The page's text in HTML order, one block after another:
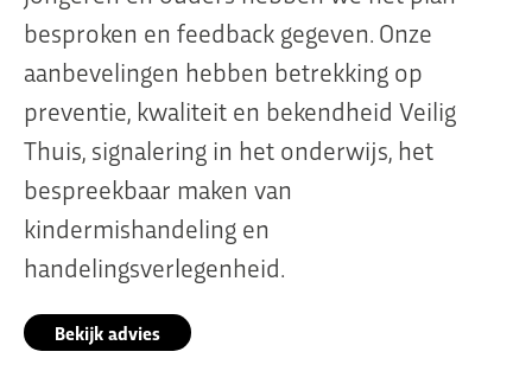
besproken en feedback gegeven. Onze
aanbevelingen hebben betrekking op
preventie, kwaliteit en bekendheid Veilig
Thuis, signalering in het onderwijs, het
bespreekbaar maken van
kindermishandeling en
handelingsverlegenheid.
Bekijk advies